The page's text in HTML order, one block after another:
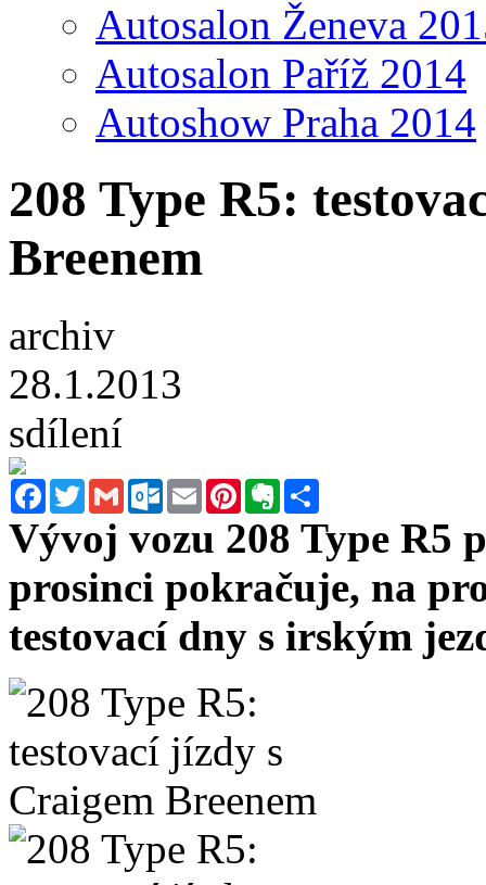
Autosalon Ženeva
Autosalon Paříž 2014
Autoshow Praha 2014
208 Type R5:
Breenem
archiv
28.1.2013
sdílení
FacebookTwitterGmail Outlook.com
Email PinterestEvernote
Vývoj vozu 208 Type R5
prosinci pokračuje, na
testovací dny s irským